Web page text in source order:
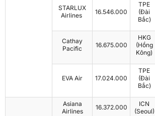
STARLUX
Airlines
16.546.000
TPE
(Đài
Bắc)
Cathay
Pacific
16.675.000
HKG
(Hồng
Kông)
EVA Air 17.024.000
TPE
(Đài
Bắc)
Asiana
Airlines
16.372.000
ICN
(Seoul)